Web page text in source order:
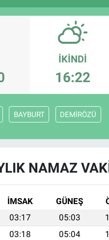
İKINDI
16:22
BAYBURT DEMİRÖZÜ
NAMAZ
İMSAK GÜNEŞ
03:17 05:03
03:18 05:04